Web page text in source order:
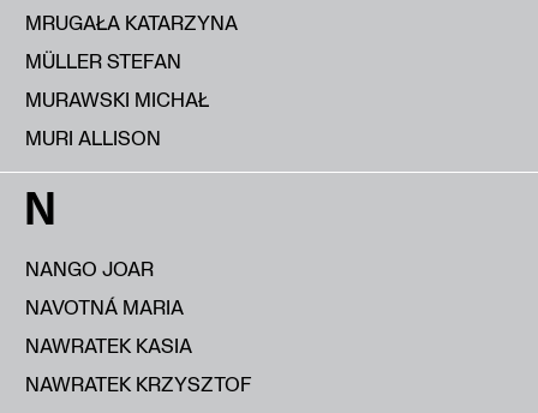
MRUGAŁA KATARZYNA
MÜLLER STEFAN
MURAWSKI MICHAŁ
MURI ALLISON
N
NANGO JOAR
NAVOTNÁ MARIA
NAWRATEK KASIA
NAWRATEK KRZYSZTOF